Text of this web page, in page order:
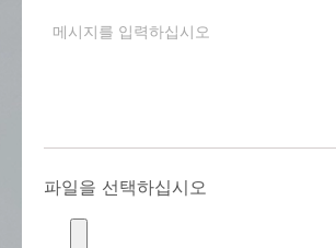
파일을 선택하십시오